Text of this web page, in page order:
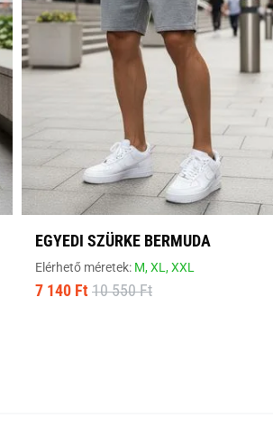
EGYEDI SZÜRKE BERMUDA
Elérhető méretek: M,XL,XXL
7 140 Ft 10 550 Ft